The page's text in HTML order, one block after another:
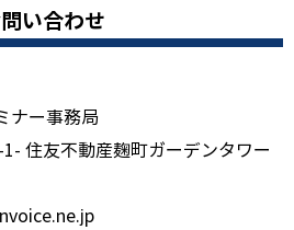
い合わせ
ナー事務局
住友不動産麹町ガーデンタワー